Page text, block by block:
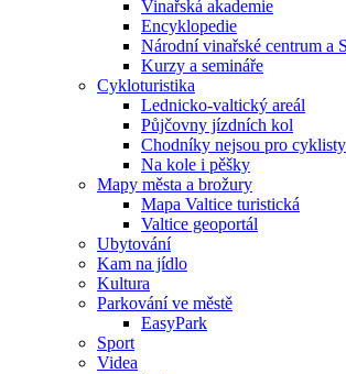
Vinařská akademie
Encyklopedie
Národní vinařské centrum a
Kurzy a semináře
Cykloturistika
Lednicko-valtický areál
Půjčovny jízdních kol
Chodníky nejsou pro cyklisty
Na kole i pěšky
Mapy města a brožury
Mapa Valtice turistická
Valtice geoportál
Ubytování
Kam na jídlo
Kultura
Parkování ve městě
EasyPark
Sport
Videa